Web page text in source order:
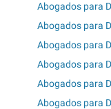
Abogados para
Abogados para
Abogados para
Abogados para
Abogados para
Abogados para